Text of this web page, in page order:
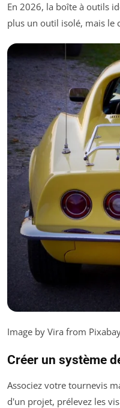
En 2026, la boîte à outils
plus un outil isolé, mais le
Image by Vira from
Créer un système
Associez votre tournevis
d'un projet, prélevez les